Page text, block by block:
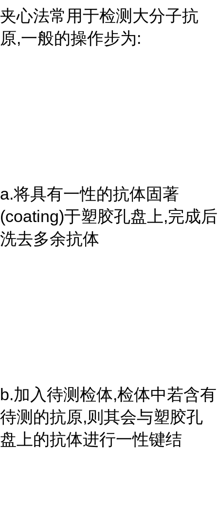
夹心法常用于检测大分子抗
原,一般的操作步为:
a.将具有一性的抗体固著
(coating)于塑胶孔盘上,完成后
洗去多余抗体
b.加入待测检体,检体中若含有
待测的抗原,则其会与塑胶孔
盘上的抗体进行一性键结